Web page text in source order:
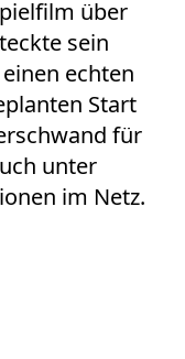
über
sein
echten
Start
für
unter
im Netz.